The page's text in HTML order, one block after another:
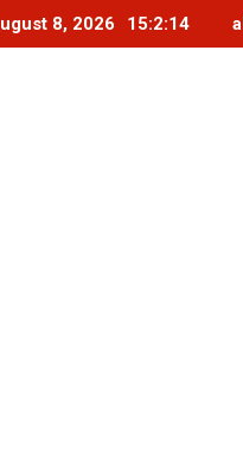
8, 2026 15:2:16